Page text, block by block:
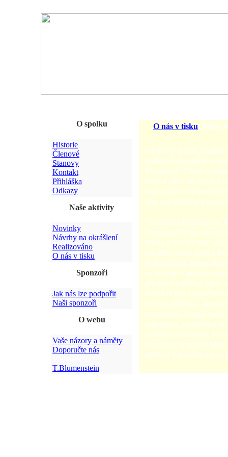
O spolku
Historie
Členové
Stanovy
Kontakt
Přihláška
Odkazy
Naše aktivity
Novinky
Návrhy na okrášlení
Realizováno
O nás v tisku
Sponzoři
Jak nás lze podpořit
Naši sponzoři
O webu
Vaše názory a náměty
Doporučte nás
T.Blumenstein
O nás v tisku: Běžte
Už čtvrtý ročník soutěže
kotlíkových gulášů se
Prostějově. Takže
chutí a vůní, do kterých
svého srdce. Veškerý
účty pro Zdeňku
"Soutěží jedenáct týmů,
Proměny, Děcka,
jména a PvFree net,"
Okrašlovacího spolku
skákací hrad,
na obličej či aktivity
představí králíčky, které
si budou moci
svědky příběhu z
vystoupení. Soutěž
odpoledne, následovat
hudební vystoupení.
Prostějova a majitel
záštitou Zdravého města